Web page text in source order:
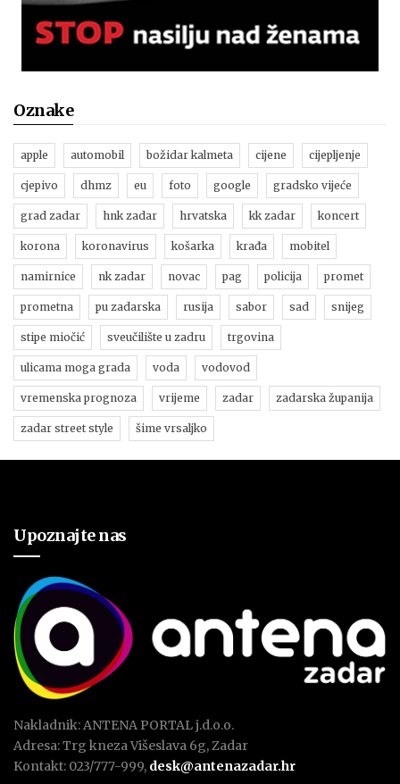
Oznake
apple automobil božidar kalmeta cijene cijepljenje
cjepivo dhmz eu foto google gradsko vijeće
grad zadar hnk zadar hrvatska kk zadar koncert
korona koronavirus košarka krađa mobitel
namirnice nk zadar novac pag policija promet
prometna pu zadarska rusija sabor sad snijeg
stipe miočić sveučilište u zadru trgovina
ulicama moga grada voda vodovod
vremenska prognoza vrijeme zadar zadarska županija
zadar street style šime vrsaljko
Upoznajte nas
Nakladnik: ANTENA PORTAL j.d.o.o.
Adresa: Trg kneza Višeslava 6g, Zadar
Kontakt: 023/777-999, desk@antenazadar.hr